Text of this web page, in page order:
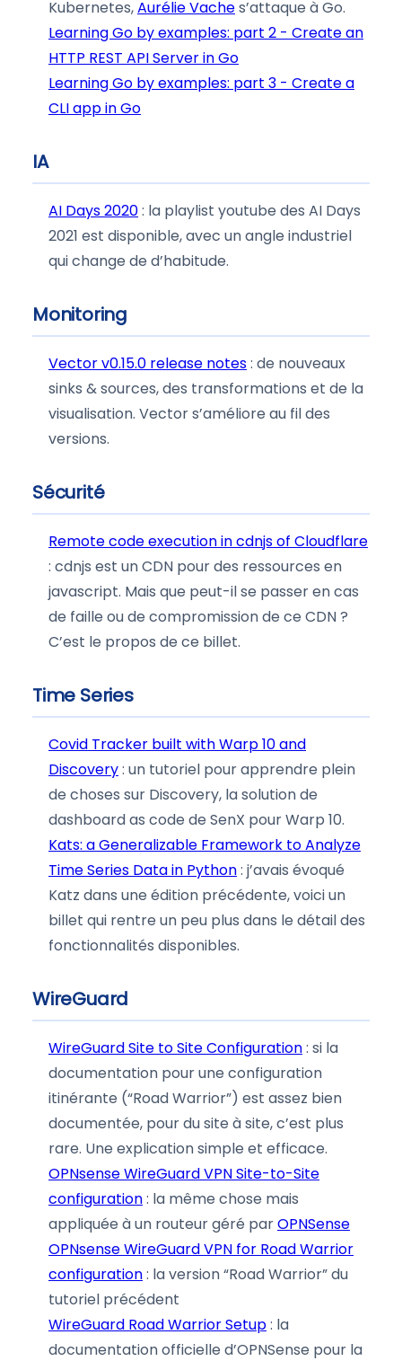
Kubernetes,Aurélie Vaches’attaque à Go.
Learning Go by examples: part 2 - Create an
HTTP REST API Server in Go
Learning Go by examples: part 3 - Create a
CLI app in Go
IA
AI Days 2020: la playlist youtube des AI Days
2021 est disponible, avec un angle industriel
qui change de d’habitude.
Monitoring
Vector v0.15.0 release notes: de nouveaux
sinks & sources, des transformations et de la
visualisation. Vector s’améliore au fil des
versions.
Sécurité
Remote code execution in cdnjs of Cloudflare
: cdnjs est un CDN pour des ressources en
javascript. Mais que peut-il se passer en cas
de faille ou de compromission de ce CDN ?
C’est le propos de ce billet.
Time Series
Covid Tracker built with Warp 10 and
Discovery: un tutoriel pour apprendre plein
de choses sur Discovery, la solution de
dashboard as code de SenX pour Warp 10.
Kats: a Generalizable Framework to Analyze
Time Series Data in Python: j’avais évoqué
Katz dans une édition précédente, voici un
billet qui rentre un peu plus dans le détail des
fonctionnalités disponibles.
WireGuard
WireGuard Site to Site Configuration: si la
documentation pour une configuration
itinérante (“Road Warrior”) est assez bien
documentée, pour du site à site, c’est plus
rare. Une explication simple et efficace.
OPNsense WireGuard VPN Site-to-Site
configuration: la même chose mais
appliquée à un routeur géré parOPNSense
OPNsense WireGuard VPN for Road Warrior
configuration: la version “Road Warrior” du
tutoriel précédent
WireGuard Road Warrior Setup: la
documentation officielle d’OPNSense pour la